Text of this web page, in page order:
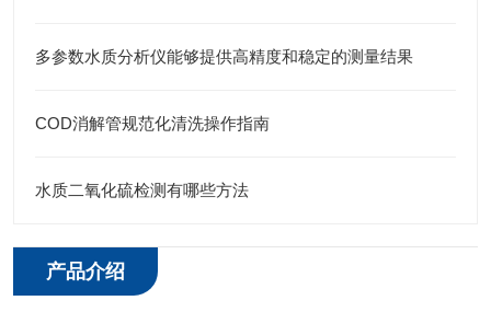
多参数水质分析仪能够提供高精度和稳定的测量结果
COD消解管规范化清洗操作指南
水质二氧化硫检测有哪些方法
产品介绍